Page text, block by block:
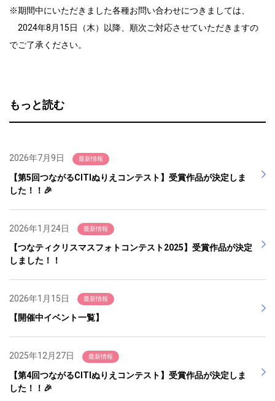
※期間中にいただきました各種お問い合わせにつきましては、
2024年8月15日（木）以降、順次ご対応させていただきますの
でご了承ください。
もっと読む
2026年7月9日 最新情報
【第5回つながるCITIぬりえコンテスト】受賞作品が決定しま
した！！🎉
2026年1月24日 最新情報
【つなティクリスマスフォトコンテスト2025】受賞作品が決定
しました！！
2026年1月15日 最新情報
【開催中イベント一覧】
2025年12月27日 最新情報
【第4回つながるCITIぬりえコンテスト】受賞作品が決定しま
した！！🎉